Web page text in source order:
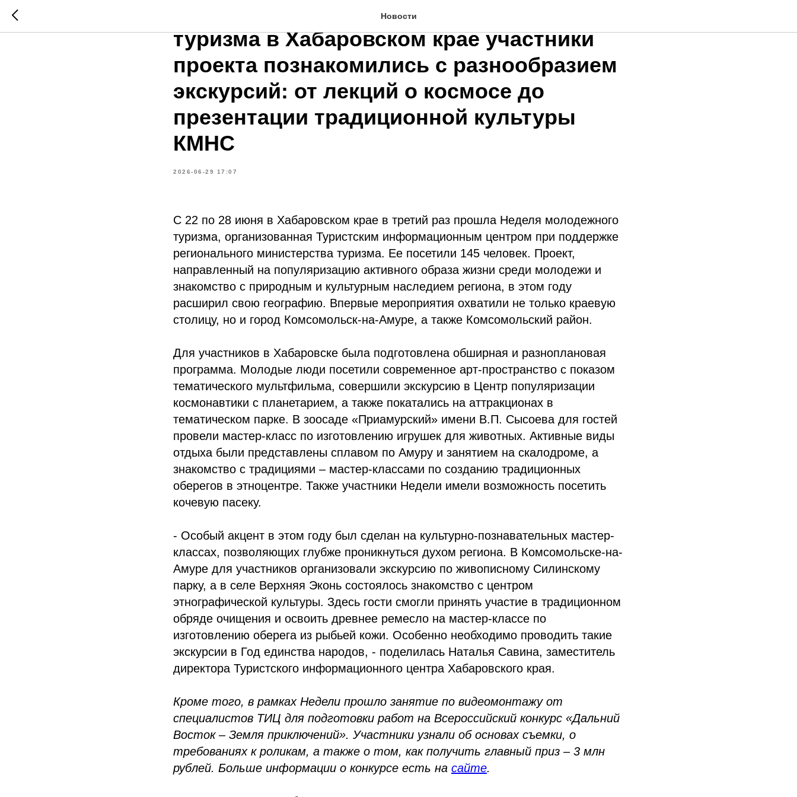
Новости
В рамках третьей Недели молодежного
туризма в Хабаровском крае участники
проекта познакомились с разнообразием
экскурсий: от лекций о космосе до
презентации традиционной культуры
КМНС
2026-06-29 17:07
С 22 по 28 июня в Хабаровском крае в третий раз прошла Неделя молодежного
туризма, организованная Туристским информационным центром при поддержке
регионального министерства туризма. Ее посетили 145 человек. Проект,
направленный на популяризацию активного образа жизни среди молодежи и
знакомство с природным и культурным наследием региона, в этом году
расширил свою географию. Впервые мероприятия охватили не только краевую
столицу, но и город Комсомольск-на-Амуре, а также Комсомольский район.
Для участников в Хабаровске была подготовлена обширная и разноплановая
программа. Молодые люди посетили современное арт-пространство с показом
тематического мультфильма, совершили экскурсию в Центр популяризации
космонавтики с планетарием, а также покатались на аттракционах в
тематическом парке. В зоосаде «Приамурский» имени В.П. Сысоева для гостей
провели мастер-класс по изготовлению игрушек для животных. Активные виды
отдыха были представлены сплавом по Амуру и занятием на скалодроме, а
знакомство с традициями – мастер-классами по созданию традиционных
оберегов в этноцентре. Также участники Недели имели возможность посетить
кочевую пасеку.
- Особый акцент в этом году был сделан на культурно-познавательных мастер-
классах, позволяющих глубже проникнуться духом региона. В Комсомольске-на-
Амуре для участников организовали экскурсию по живописному Силинскому
парку, а в селе Верхняя Эконь состоялось знакомство с центром
этнографической культуры. Здесь гости смогли принять участие в традиционном
обряде очищения и освоить древнее ремесло на мастер-классе по
изготовлению оберега из рыбьей кожи. Особенно необходимо проводить такие
экскурсии в Год единства народов, - поделилась Наталья Савина, заместитель
директора Туристского информационного центра Хабаровского края.
Кроме того, в рамках Недели прошло занятие по видеомонтажу от
специалистов ТИЦ для подготовки работ на Всероссийский конкурс «Дальний
Восток – Земля приключений». Участники узнали об основах съемки, о
требованиях к роликам, а также о том, как получить главный приз – 3 млн
рублей. Больше информации о конкурсе есть на сайте.